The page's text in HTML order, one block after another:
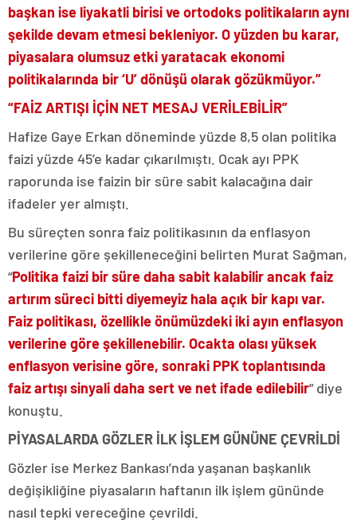
başkan ise liyakatli birisi ve ortodoks politikaların aynı
şekilde devam etmesi bekleniyor. O yüzden bu karar,
piyasalara olumsuz etki yaratacak ekonomi
politikalarında bir ‘U’ dönüşü olarak gözükmüyor.”
“FAİZ ARTIŞI İÇİN NET MESAJ VERİLEBİLİR”
Hafize Gaye Erkan döneminde yüzde 8,5 olan politika
faizi yüzde 45’e kadar çıkarılmıştı. Ocak ayı PPK
raporunda ise faizin bir süre sabit kalacağına dair
ifadeler yer almıştı.
Bu süreçten sonra faiz politikasının da enflasyon
verilerine göre şekilleneceğini belirten Murat Sağman,
“Politika faizi bir süre daha sabit kalabilir ancak faiz
artırım süreci bitti diyemeyiz hala açık bir kapı var.
Faiz politikası, özellikle önümüzdeki iki ayın enflasyon
verilerine göre şekillenebilir. Ocakta olası yüksek
enflasyon verisine göre, sonraki PPK toplantısında
faiz artışı sinyali daha sert ve net ifade edilebilir” diye
konuştu.
PİYASALARDA GÖZLER İLK İŞLEM GÜNÜNE ÇEVRİLDİ
Gözler ise Merkez Bankası’nda yaşanan başkanlık
değişikliğine piyasaların haftanın ilk işlem gününde
nasıl tepki vereceğine çevrildi.